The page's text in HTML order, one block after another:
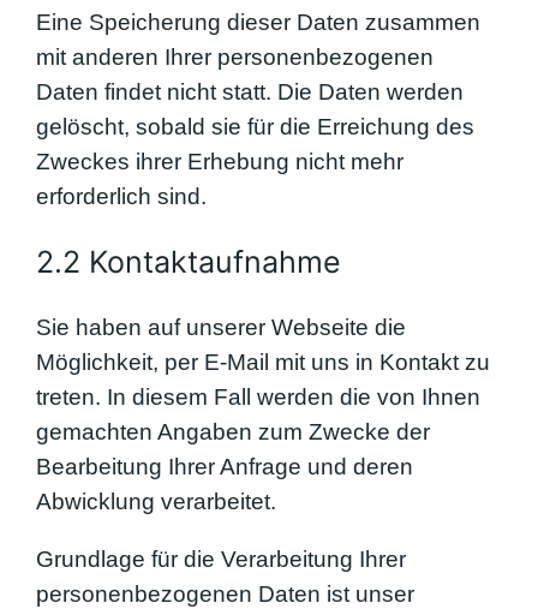
Eine Speicherung dieser Daten zusammen
mit anderen Ihrer personenbezogenen
Daten findet nicht statt. Die Daten werden
gelöscht, sobald sie für die Erreichung des
Zweckes ihrer Erhebung nicht mehr
erforderlich sind.
2.2 Kontaktaufnahme
Sie haben auf unserer Webseite die
Möglichkeit, per E-Mail mit uns in Kontakt zu
treten. In diesem Fall werden die von Ihnen
gemachten Angaben zum Zwecke der
Bearbeitung Ihrer Anfrage und deren
Abwicklung verarbeitet.
Grundlage für die Verarbeitung Ihrer
personenbezogenen Daten ist unser